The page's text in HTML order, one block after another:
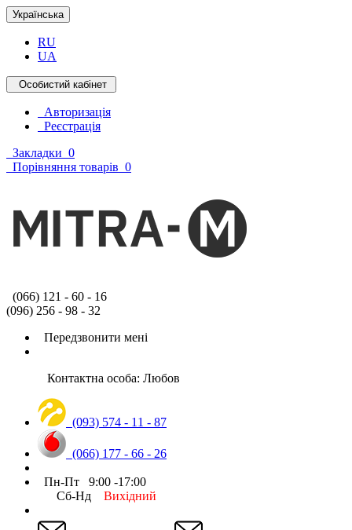
Українська
RU
UA
Особистий кабінет
Авторизація
Реєстрація
Закладки 0
Порівняння товарів 0
(066) 121 - 60 - 16
(096) 256 - 98 - 32
Передзвонити мені
Контактна особа: Любов
(093) 574 - 11 - 87
(066) 177 - 66 - 26
Пн-Пт 9:00 -17:00
Сб-Нд Вихідний